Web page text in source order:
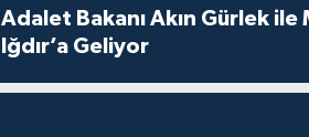
Adalet Bakanı Akın Gürlek
Iğdır’a Geliyor